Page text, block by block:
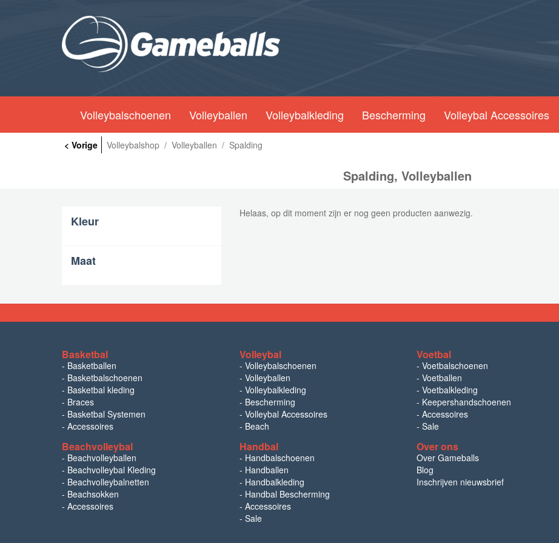
Volleybalschoenen Volleyballen Volleybalkleding Bescherming Volleybal Accessoires
< Vorige Volleybalshop / Volleyballen / Spalding
Spalding, Volleyballen
Helaas, op dit moment zijn er nog geen producten aanwezig.
Kleur
Maat
Basketbal
- Basketballen
- Basketbalschoenen
- Basketbal kleding
- Braces
- Basketbal Systemen
- Accessoires
Volleybal
- Volleybalschoenen
- Volleyballen
- Volleybalkleding
- Bescherming
- Volleybal Accessoires
- Beach
Voetbal
- Voetbalschoenen
- Voetballen
- Voetbalkleding
- Keepershandschoenen
- Accessoires
- Sale
Beachvolleybal
- Beachvolleyballen
- Beachvolleybal Kleding
- Beachvolleybalnetten
- Beachsokken
- Accessoires
Handbal
- Handbalschoenen
- Handballen
- Handbalkleding
- Handbal Bescherming
- Accessoires
- Sale
Over ons
Over Gameballs
Blog
Inschrijven nieuwsbrief